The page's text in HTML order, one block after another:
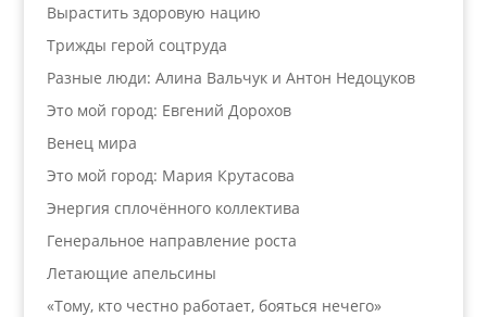
Вырастить здоровую нацию
Трижды герой соцтруда
Разные люди: Алина Вальчук и Антон Недоцуков
Это мой город: Евгений Дорохов
Венец мира
Это мой город: Мария Крутасова
Энергия сплочённого коллектива
Генеральное направление роста
Летающие апельсины
«Тому, кто честно работает, бояться нечего»